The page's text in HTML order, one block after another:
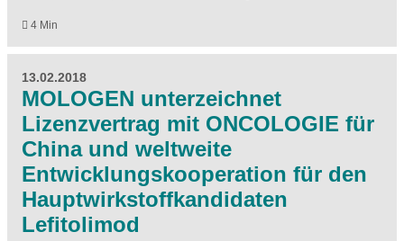
4 Min
13.02.2018
MOLOGEN unterzeichnet
Lizenzvertrag mit ONCOLOGIE für
China und weltweite
Entwicklungskooperation für den
Hauptwirkstoffkandidaten
Lefitolimod